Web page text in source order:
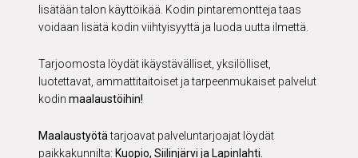
lisätään talon käyttöikää. Kodin pintaremontteja taas
voidaan lisätä kodin viihtyisyyttä ja luoda uutta ilmettä.
Tarjoomosta löydät ikäystävälliset, yksilölliset,
luotettavat, ammattitaitoiset ja tarpeenmukaiset palvelut
kodin maalaustöihin!
Maalaustyötätarjoavat palveluntarjoajat löydät
paikkakunnilta: Kuopio, Siilinjärvi ja Lapinlahti.